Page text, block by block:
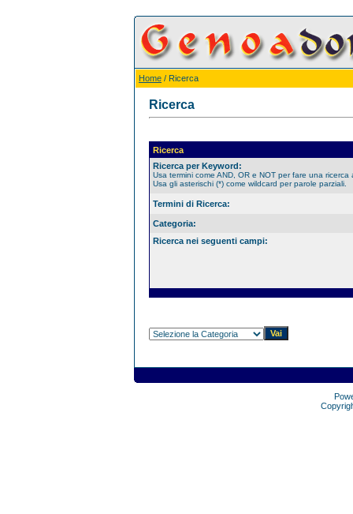
Home / Ricerca
Ricerca
Ricerca
Ricerca per Keyword:
Usa termini come AND, OR e NOT per fare una ricerca
Usa gli asterischi (*) come wildcard per parole parziali.
Termini di Ricerca:
Categoria:
Ricerca nei seguenti campi: